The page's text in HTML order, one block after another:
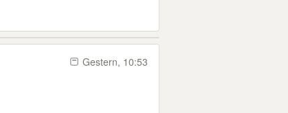
Gestern, 10:53